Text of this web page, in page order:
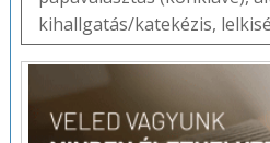
kihallgatás/katekézis,